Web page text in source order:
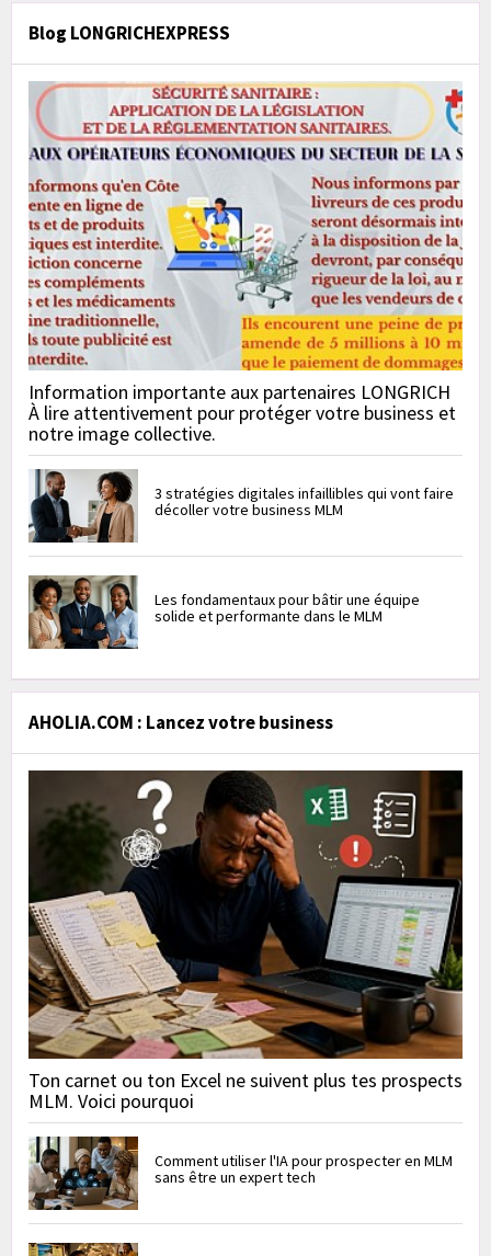
Blog LONGRICHEXPRESS
Information importante aux partenaires LONGRICH
À lire attentivement pour protéger votre business et
notre image collective.
3 stratégies digitales infaillibles qui vont faire
décoller votre business MLM
Les fondamentaux pour bâtir une équipe
solide et performante dans le MLM
AHOLIA.COM : Lancez votre business
Ton carnet ou ton Excel ne suivent plus tes prospects
MLM. Voici pourquoi
Comment utiliser l'IA pour prospecter en MLM
sans être un expert tech